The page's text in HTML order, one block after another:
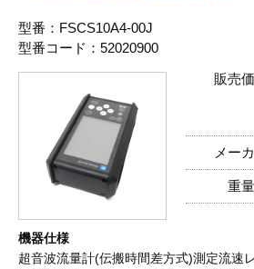
型番：FSCS10A4-00J
型番コード：52020900
販売
メー
重量
機器仕様
超音波流量計(伝搬時間差方式)測定流速